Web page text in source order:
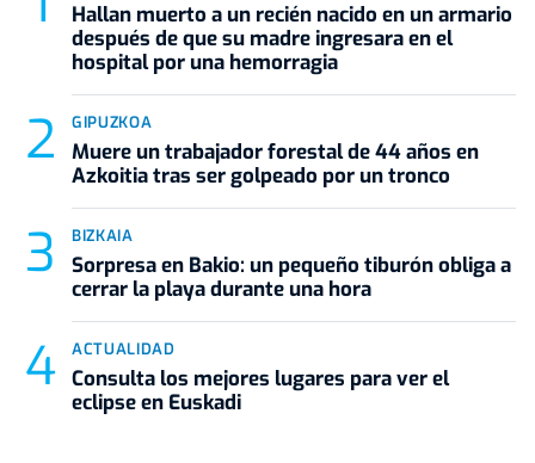
Hallan muerto a un recién nacido en un armario
después de que su madre ingresara en el
hospital por una hemorragia
GIPUZKOA
Muere un trabajador forestal de 44 años en
Azkoitia tras ser golpeado por un tronco
BIZKAIA
Sorpresa en Bakio: un pequeño tiburón obliga a
cerrar la playa durante una hora
ACTUALIDAD
Consulta los mejores lugares para ver el
eclipse en Euskadi